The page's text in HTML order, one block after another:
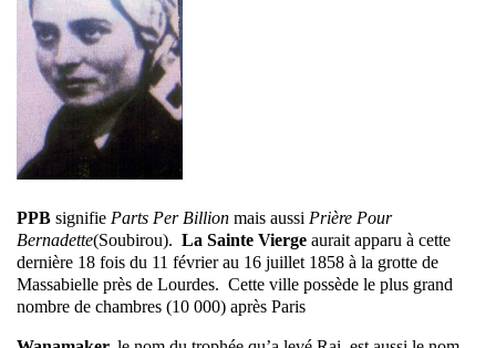
PPB signifie Parts Per Billion mais aussi Prière Pour
Bernadette(Soubirou). La Sainte Vierge aurait apparu à cette
dernière 18 fois du 11 février au 16 juillet 1858 à la grotte de
Massabielle près de Lourdes. Cette ville possède le plus grand
nombre de chambres (10 000) après Paris